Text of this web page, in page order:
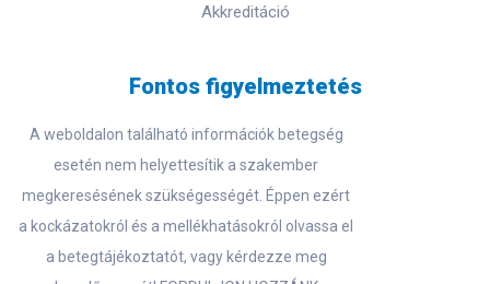
Akkreditáció
Fontos figyelmeztetés
A weboldalon található információk betegség
esetén nem helyettesítik a szakember
megkeresésének szükségességét. Éppen ezért
a kockázatokról és a mellékhatásokról olvassa el
a betegtájékoztatót, vagy kérdezze meg